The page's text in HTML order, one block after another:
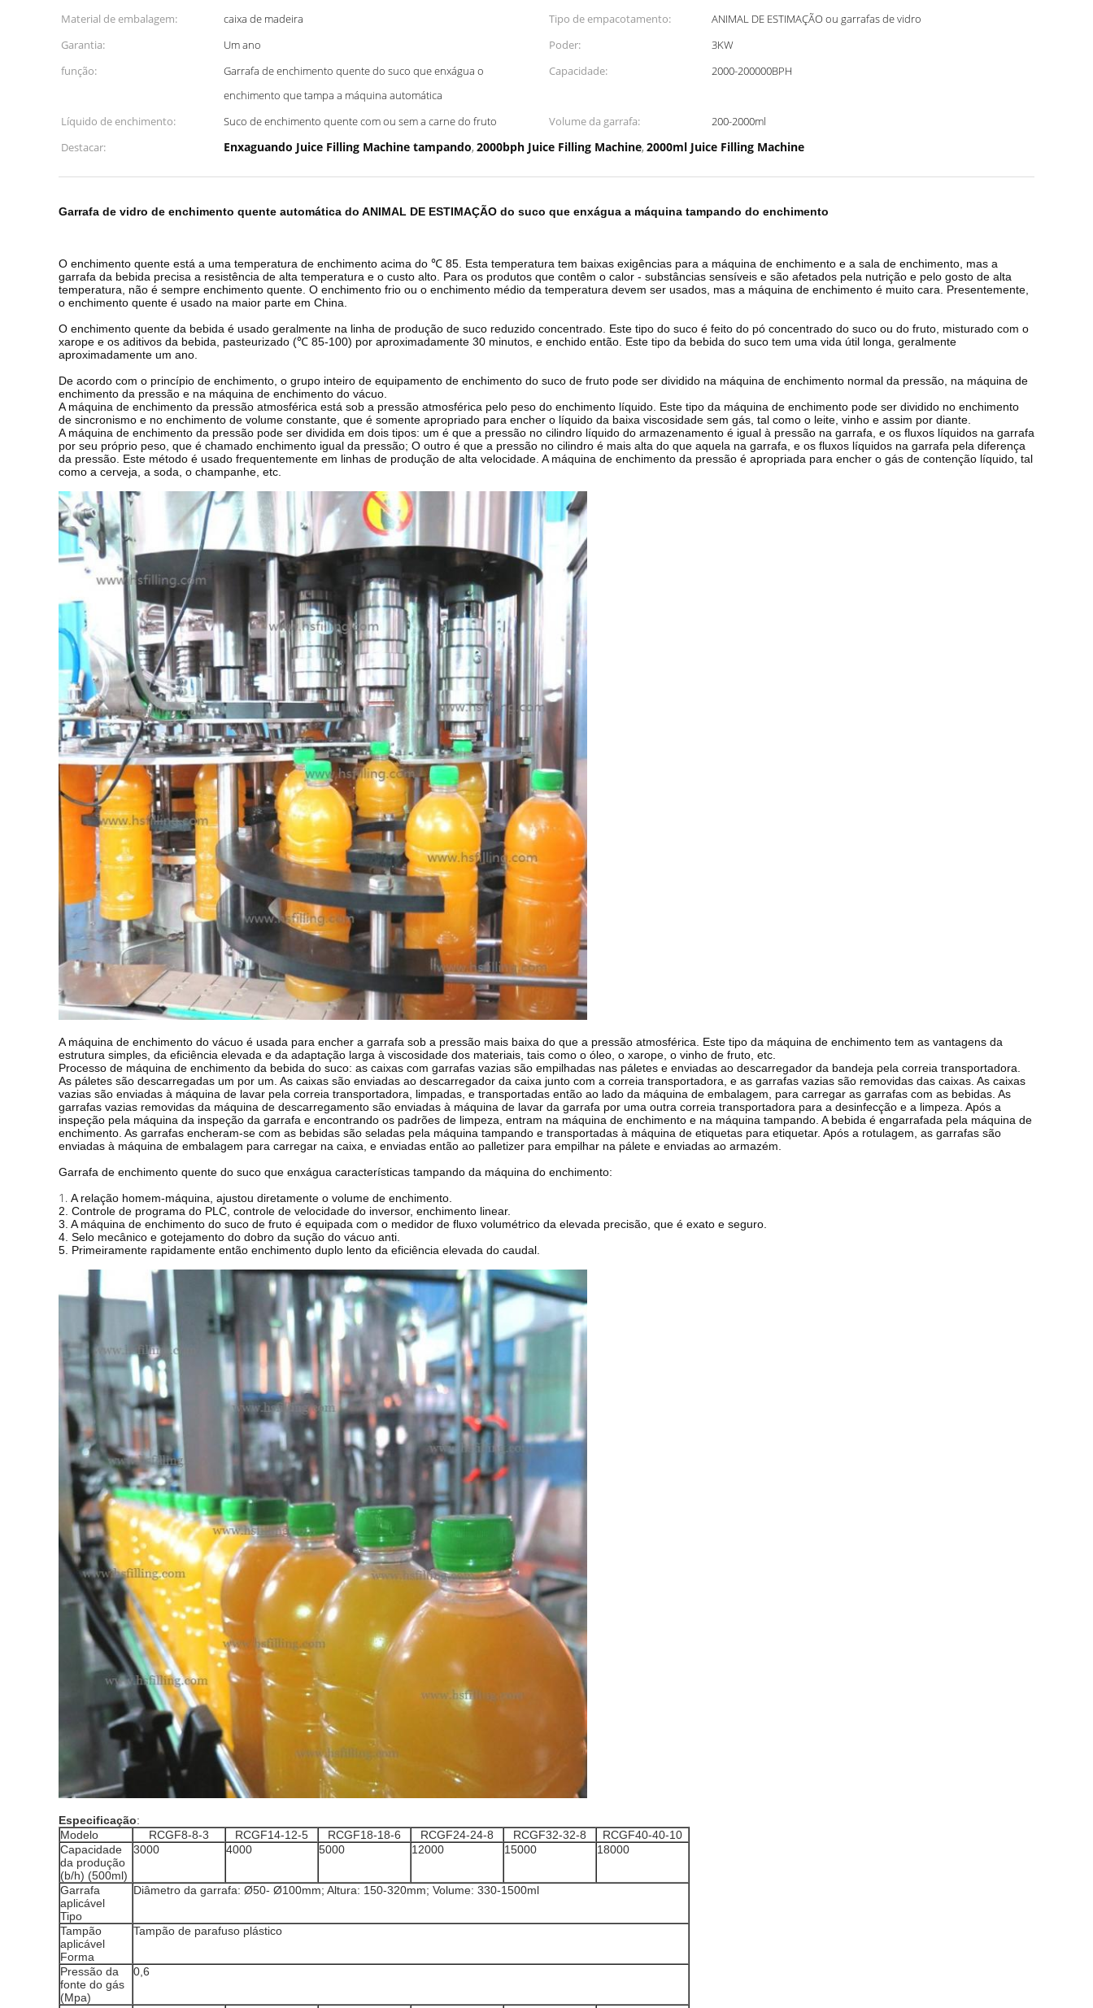
Material de embalagem:
caixa de madeira Tipo de empacotamento:
ANIMAL DE ESTIMAÇÃO ou garrafas de vidro
Garantia:
Um ano Poder:
3KW
função:
Garrafa de enchimento quente do suco que enxágua o
enchimento que tampa a máquina automática
Capacidade: 2000-200000BPH
Líquido de enchimento: Suco de enchimento quente com ou sem a carne do fruto Volume da garrafa:
200-2000ml
Destacar:
Enxaguando Juice Filling Machine tampando, 2000bph Juice Filling Machine, 2000ml Juice Filling Machine
Garrafa de vidro de enchimento quente automática do ANIMAL DE ESTIMAÇÃO do suco que enxágua a máquina tampando do enchimento
O enchimento quente está a uma temperatura de enchimento acima do ℃ 85. Esta temperatura tem baixas exigências para a máquina de enchimento e a sala de enchimento, mas a
garrafa da bebida precisa a resistência de alta temperatura e o custo alto. Para os produtos que contêm o calor - substâncias sensíveis e são afetados pela nutrição e pelo gosto de alta
temperatura, não é sempre enchimento quente. O enchimento frio ou o enchimento médio da temperatura devem ser usados, mas a máquina de enchimento é muito cara. Presentemente,
o enchimento quente é usado na maior parte em China.
O enchimento quente da bebida é usado geralmente na linha de produção de suco reduzido concentrado. Este tipo do suco é feito do pó concentrado do suco ou do fruto, misturado com o
xarope e os aditivos da bebida, pasteurizado (℃ 85-100) por aproximadamente 30 minutos, e enchido então. Este tipo da bebida do suco tem uma vida útil longa, geralmente
aproximadamente um ano.
De acordo com o princípio de enchimento, o grupo inteiro de equipamento de enchimento do suco de fruto pode ser dividido na máquina de enchimento normal da pressão, na máquina de
enchimento da pressão e na máquina de enchimento do vácuo.
A máquina de enchimento da pressão atmosférica está sob a pressão atmosférica pelo peso do enchimento líquido. Este tipo da máquina de enchimento pode ser dividido no enchimento
de sincronismo e no enchimento de volume constante, que é somente apropriado para encher o líquido da baixa viscosidade sem gás, tal como o leite, vinho e assim por diante.
A máquina de enchimento da pressão pode ser dividida em dois tipos: um é que a pressão no cilindro líquido do armazenamento é igual à pressão na garrafa, e os fluxos líquidos na garrafa
por seu próprio peso, que é chamado enchimento igual da pressão; O outro é que a pressão no cilindro é mais alta do que aquela na garrafa, e os fluxos líquidos na garrafa pela diferença
da pressão. Este método é usado frequentemente em linhas de produção de alta velocidade. A máquina de enchimento da pressão é apropriada para encher o gás de contenção líquido, tal
como a cerveja, a soda, o champanhe, etc.
A máquina de enchimento do vácuo é usada para encher a garrafa sob a pressão mais baixa do que a pressão atmosférica. Este tipo da máquina de enchimento tem as vantagens da
estrutura simples, da eficiência elevada e da adaptação larga à viscosidade dos materiais, tais como o óleo, o xarope, o vinho de fruto, etc.
Processo de máquina de enchimento da bebida do suco: as caixas com garrafas vazias são empilhadas nas páletes e enviadas ao descarregador da bandeja pela correia transportadora.
As páletes são descarregadas um por um. As caixas são enviadas ao descarregador da caixa junto com a correia transportadora, e as garrafas vazias são removidas das caixas. As caixas
vazias são enviadas à máquina de lavar pela correia transportadora, limpadas, e transportadas então ao lado da máquina de embalagem, para carregar as garrafas com as bebidas. As
garrafas vazias removidas da máquina de descarregamento são enviadas à máquina de lavar da garrafa por uma outra correia transportadora para a desinfecção e a limpeza. Após a
inspeção pela máquina da inspeção da garrafa e encontrando os padrões de limpeza, entram na máquina de enchimento e na máquina tampando. A bebida é engarrafada pela máquina de
enchimento. As garrafas encheram-se com as bebidas são seladas pela máquina tampando e transportadas à máquina de etiquetas para etiquetar. Após a rotulagem, as garrafas são
enviadas à máquina de embalagem para carregar na caixa, e enviadas então ao palletizer para empilhar na pálete e enviadas ao armazém.
Garrafa de enchimento quente do suco que enxágua características tampando da máquina do enchimento:
1. A relação homem-máquina, ajustou diretamente o volume de enchimento.
2. Controle de programa do PLC, controle de velocidade do inversor, enchimento linear.
3. A máquina de enchimento do suco de fruto é equipada com o medidor de fluxo volumétrico da elevada precisão, que é exato e seguro.
4. Selo mecânico e gotejamento do dobro da sução do vácuo anti.
5. Primeiramente rapidamente então enchimento duplo lento da eficiência elevada do caudal.
Especificação:
Modelo
RCGF8-8-3 RCGF14-12-5 RCGF18-18-6 RCGF24-24-8 RCGF32-32-8
RCGF40-40-10
Capacidade
da produção
(b/h) (500ml)
3000 4000 5000 12000 15000 18000
Garrafa
aplicável
Tipo
Diâmetro da garrafa: Ø50- Ø100mm; Altura: 150-320mm; Volume: 330-1500ml
Tampão
aplicável
Forma
Tampão de parafuso plástico
Pressão da
fonte do gás
(Mpa)
0,6